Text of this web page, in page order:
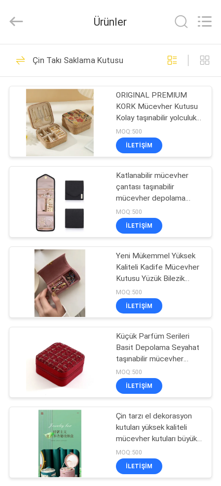
ÜRÜN:%
HAKKIMIZDA
FABRIKA
KALITE
KONTROL
HARITASI
PRIVACY
POLICY
Rights
Reserved.
ECER
EVA Sert Kılıflar
69
EVA Saklama
Kutusu
49
EVA Taşıma Çantası
33
Para kilitli çantalar
134
Ürünler
Çin Takı Saklama Kutusu
ORIGINAL PREMIUM
KORK Mücevher Kutusu
Kolay taşınabilir yolculuk
küpeleri yüzük kolye
depolama kutusu
MOQ:500
ILETIŞIM
Katlanabilir mücevher
çantası taşınabilir
mücevher depolama
çantası çoklu yüzüklü
küpe mücevher çantası
MOQ:500
ILETIŞIM
Yeni Mükemmel Yüksek
Kaliteli Kadife Mücevher
Kutusu Yüzük Bilezik
Kolye Depolama Kutusu
Seyahat Küçük Taşınabilir
Mücevher
MOQ:500
ILETIŞIM
Küçük Parfüm Serileri
Basit Depolama Seyahat
taşınabilir mücevher
depolama kutusu küpe
yüzük yüzük küçük
mücevher kutusu
MOQ:500
ILETIŞIM
Çin tarzı el dekorasyon
kutuları yüksek kaliteli
mücevher kutuları büyük
kapasiteli su geçirmez
taşınabilir mücevher
kutuları ev multi-
MOQ:500
ILETIŞIM